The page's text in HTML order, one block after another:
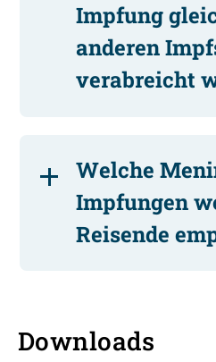
Impfung
anderen
verabreicht
Welche
Impfungen
Reisende
Downloads